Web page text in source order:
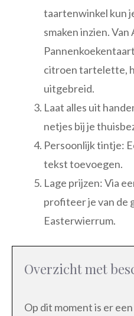
taartenwinkel kun
smaken inzien.
citroen tartelette,
uitgebreid.
Laat alles uit
netjes bij je
Persoonlijk tintje:
tekst toevoegen.
Lage prijzen: Via
profiteer je van de
Easterwierrum.
Overzicht met
Op dit moment is er